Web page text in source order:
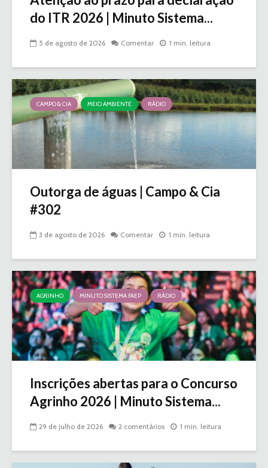
do ITR 2026 | Minuto Sistema...
5 de agosto de 2026 Comentar 1 min. leitura
CAMPO & CIA MEIO AMBIENTE RÁDIO
Outorga de águas | Campo & Cia
#302
3 de agosto de 2026 Comentar 1 min. leitura
AGRINHO MINUTO SISTEMA FAEP RÁDIO
Inscrições abertas para o Concurso
Agrinho 2026 | Minuto Sistema...
29 de julho de 2026 2 comentários 1 min. leitura